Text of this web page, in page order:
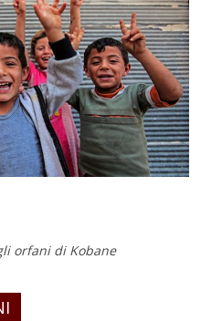
orfani di Kobane